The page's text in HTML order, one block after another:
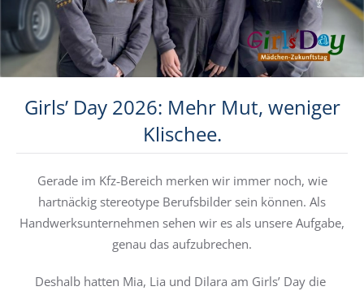
Girls’ Day 2026: Mehr Mut, weniger
Klischee.
Gerade im Kfz‑Bereich merken wir immer noch, wie
hartnäckig stereotype Berufsbilder sein können. Als
Handwerksunternehmen sehen wir es als unsere Aufgabe,
genau das aufzubrechen.
Deshalb hatten Mia, Lia und Dilara am Girls’ Day die